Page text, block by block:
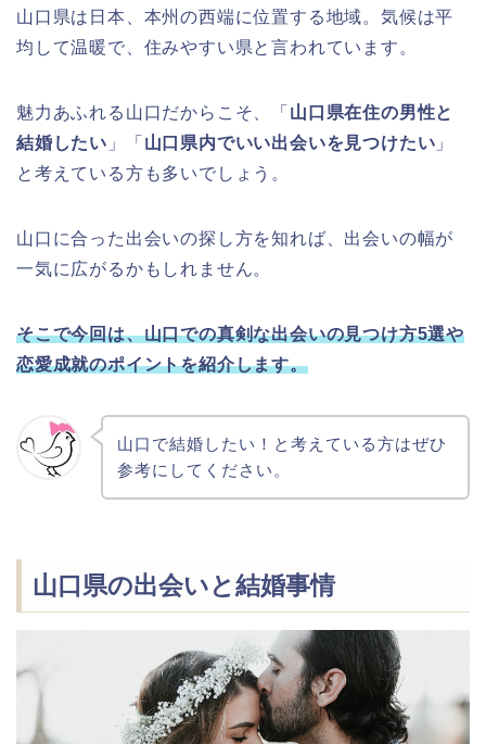
山口県は日本、本州の西端に位置する地域。気候は平
均して温暖で、住みやすい県と言われています。
魅力あふれる山口だからこそ、「 山口県在住の男性と
結婚したい 」「 山口県内でいい出会いを見つけたい 」
と考えている方も多いでしょう。
山口に合った出会いの探し方を知れば、出会いの幅が
一気に広がるかもしれません。
そこで今回は、山口での真剣な出会いの見つけ方5選や
恋愛成就のポイントを紹介します。
山口で結婚したい！と考えている方はぜひ
参考にしてください。
山口県の出会いと結婚事情